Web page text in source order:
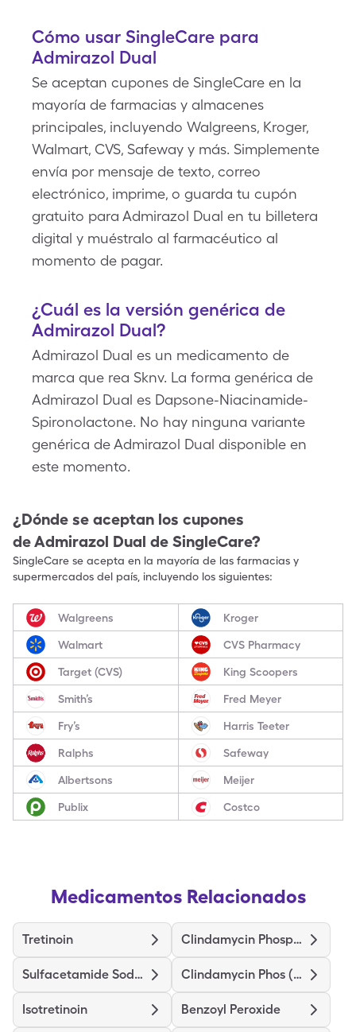
Cómo usar SingleCare para
Admirazol Dual
Se aceptan cupones de SingleCare en la
mayoría de farmacias y almacenes
principales, incluyendo Walgreens, Kroger,
Walmart, CVS, Safeway y más. Simplemente
envía por mensaje de texto, correo
electrónico, imprime, o guarda tu cupón
gratuito para Admirazol Dual en tu billetera
digital y muéstralo al farmacéutico al
momento de pagar.
¿Cuál es la versión genérica de
Admirazol Dual?
Admirazol Dual es un medicamento de
marca que rea Sknv. La forma genérica de
Admirazol Dual es Dapsone-Niacinamide-
Spironolactone. No hay ninguna variante
genérica de Admirazol Dual disponible en
este momento.
¿Dónde se aceptan los cupones
deAdmirazol Dual de SingleCare?
SingleCare se acepta en la mayoría de las farmacias y
supermercados del país, incluyendo los siguientes:
Walgreens Kroger
Walmart CVS Pharmacy
Target (CVS) King Scoopers
Smith’s Fred Meyer
Fry’s Harris Teeter
Ralphs Safeway
Albertsons Meijer
Publix Costco
Medicamentos Relacionados
Tretinoin Clindamycin Phosphate
Sulfacetamide Sodium-Sulfur Clindamycin Phos (Twice-Daily)
Isotretinoin Benzoyl Peroxide